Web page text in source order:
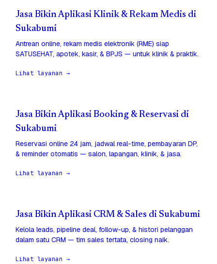
Jasa Bikin Aplikasi Klinik & Rekam Medis di
Sukabumi
Antrean online, rekam medis elektronik (RME) siap
SATUSEHAT, apotek, kasir, & BPJS — untuk klinik & praktik.
Lihat layanan →
Jasa Bikin Aplikasi Booking & Reservasi di
Sukabumi
Reservasi online 24 jam, jadwal real-time, pembayaran DP,
& reminder otomatis — salon, lapangan, klinik, & jasa.
Lihat layanan →
Jasa Bikin Aplikasi CRM & Sales di Sukabumi
Kelola leads, pipeline deal, follow-up, & histori pelanggan
dalam satu CRM — tim sales tertata, closing naik.
Lihat layanan →